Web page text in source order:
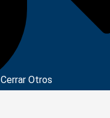
Cerrar Otros